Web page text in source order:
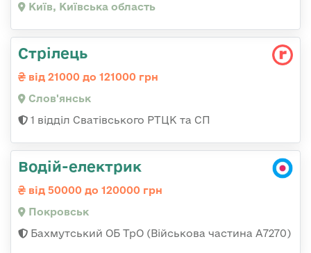
Київ, Київська область
Стрілець
від 21000 до 121000 грн
Слов'янськ
1 відділ Сватівського РТЦК та СП
Водій-електрик
від 50000 до 120000 грн
Покровськ
Бахмутський ОБ ТрО (Військова частина А7270)